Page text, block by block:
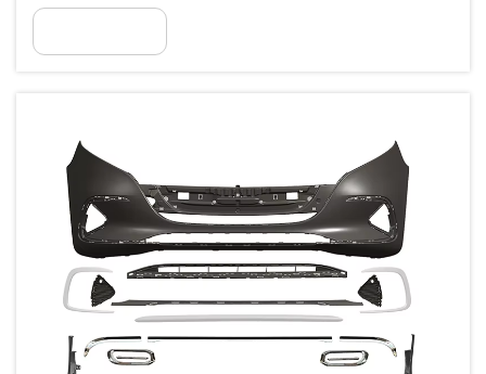
mogućnosti. Za vlasnike koji žele poboljšati estetsku